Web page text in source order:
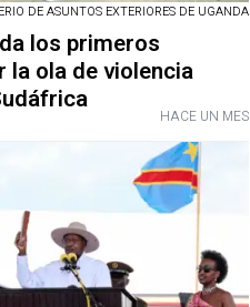
DE ASUNTOS EXTERIORES DE UGANDA
los primeros
la ola de violencia
HACE UN MES